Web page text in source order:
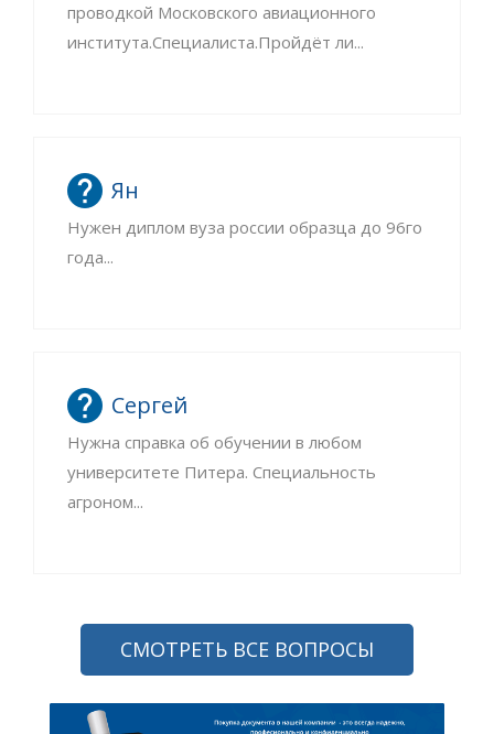
проводкой Московского авиационного
института.Специалиста.Пройдёт ли...
Ян
Нужен диплом вуза россии образца до 96го
года...
Сергей
Нужна справка об обучении в любом
университете Питера. Специальность
агроном...
СМОТРЕТЬ ВСЕ ВОПРОСЫ